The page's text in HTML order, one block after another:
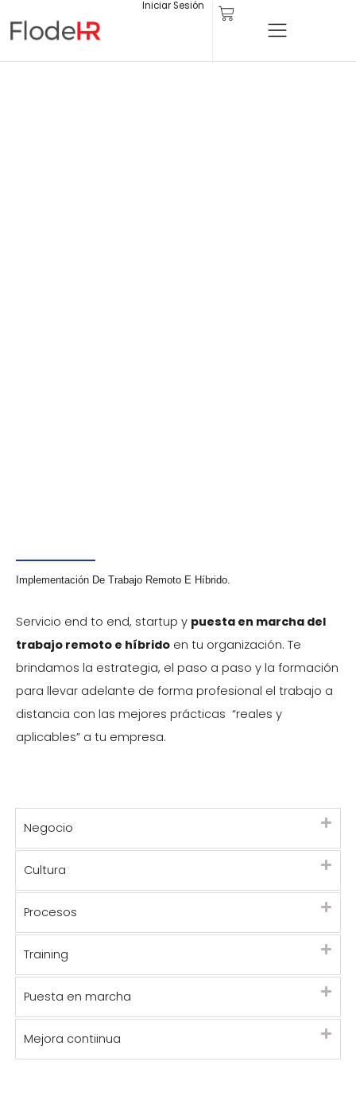
Carrito
Iniciar Sesión
Implementación De Trabajo Remoto E Híbrido.
Servicio end to end, startup y puesta en marcha del
trabajo remoto e híbrido en tu organización. Te
brindamos la estrategia, el paso a paso y la formación
para llevar adelante de forma profesional el trabajo a
distancia con las mejores prácticas “reales y
aplicables” a tu empresa.
Negocio
Cultura
Procesos
Training
Puesta en marcha
Mejora contiinua